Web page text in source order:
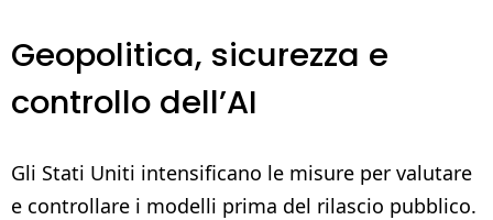
Geopolitica, sicurezza e
controllo dell’AI
Gli Stati Uniti intensificano le misure per valutare
e controllare i modelli prima del rilascio pubblico.